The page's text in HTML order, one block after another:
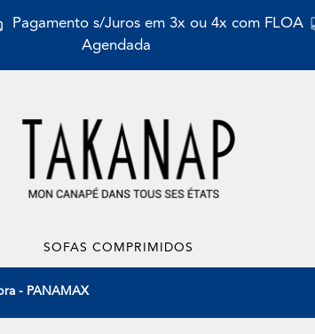
Pagamento s/Juros em 3x ou 4x com FLOA
Agendada
SOFAS COMPRIMIDOS
- PANAMAX